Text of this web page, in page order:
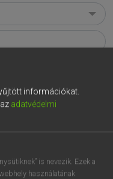
szótár
információkat.
adatvédelmi
is nevezik. Ezek a
használatának
p
á ű Ω
AltGr